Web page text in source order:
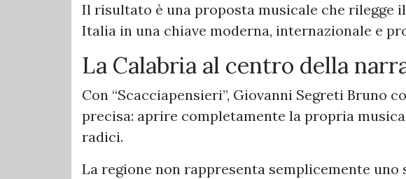
Il risultato è una proposta musicale che rilegge
Italia in una chiave moderna, internazionale e
La Calabria al centro della
Con “Scacciapensieri”, Giovanni Segreti Bruno
precisa: aprire completamente la propria
radici.
La regione non rappresenta semplicemente uno